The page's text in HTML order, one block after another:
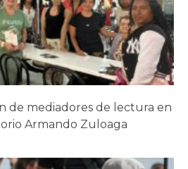
de mediadores de lectura en
Armando Zuloaga